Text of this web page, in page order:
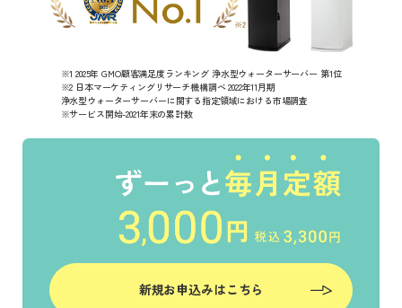
※1 2025年 GMO顧客満足度ランキング 浄水型ウォーターサーバー 第1位
※2 日本マーケティングリサーチ機構調べ 2022年11月期
浄水型ウォーターサーバーに関する指定領域における市場調査
※サービス開始-2021年末の累計数
新規お申込みはこちら